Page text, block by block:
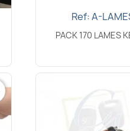
Aperçu
Ref: A-
PACK 170 LAMES